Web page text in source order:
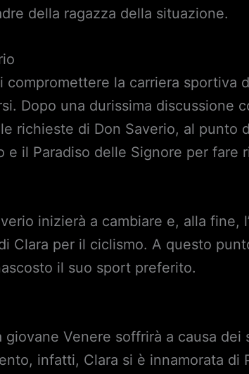
della ragazza della situazione.
la carriera sportiva
Dopo una durissima discussione
richieste di Don Saverio, al punto
il Paradiso delle Signore per fare
inizierà a cambiare e, alla fine,
Clara per il ciclismo. A questo
il suo sport preferito.
Venere soffrirà a causa dei
infatti, Clara si è innamorata di